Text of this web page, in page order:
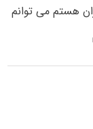
هستم می توانم